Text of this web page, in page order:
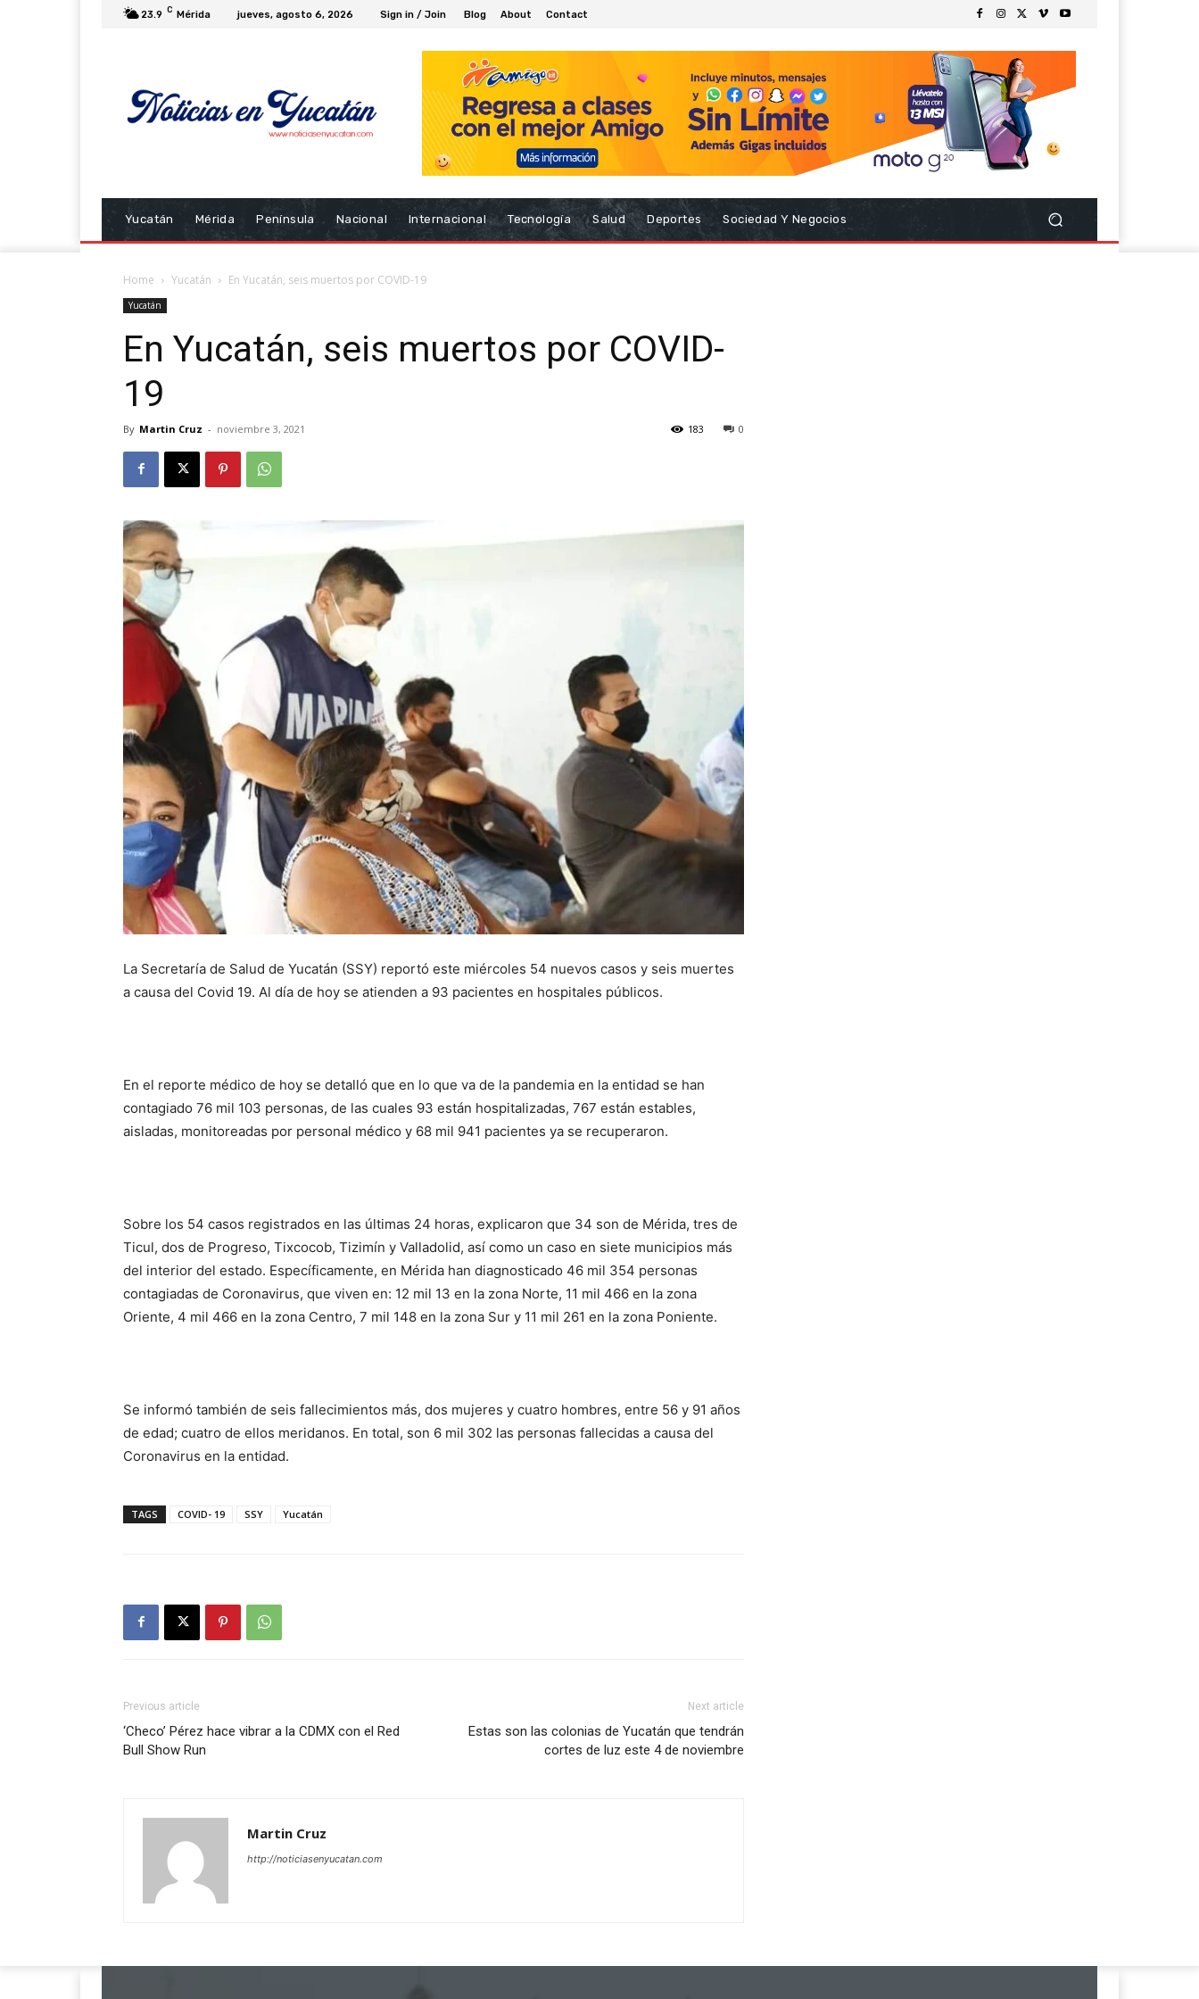
23.9 C Mérida jueves, agosto 6, 2026 Sign in / Join Blog About Contact
Yucatán Mérida Península Nacional Internacional Tecnología Salud Deportes Sociedad Y Negocios
Home Yucatán En Yucatán, seis muertos por COVID-19
Yucatán
En Yucatán, seis muertos por COVID-
19
By Martin Cruz - noviembre 3, 2021 0
183
La Secretaría de Salud de Yucatán (SSY) reportó este miércoles 54 nuevos casos y seis muertes
a causa del Covid 19. Al día de hoy se atienden a 93 pacientes en hospitales públicos.
En el reporte médico de hoy se detalló que en lo que va de la pandemia en la entidad se han
contagiado 76 mil 103 personas, de las cuales 93 están hospitalizadas, 767 están estables,
aisladas, monitoreadas por personal médico y 68 mil 941 pacientes ya se recuperaron.
Sobre los 54 casos registrados en las últimas 24 horas, explicaron que 34 son de Mérida, tres de
Ticul, dos de Progreso, Tixcocob, Tizimín y Valladolid, así como un caso en siete municipios más
del interior del estado. Específicamente, en Mérida han diagnosticado 46 mil 354 personas
contagiadas de Coronavirus, que viven en: 12 mil 13 en la zona Norte, 11 mil 466 en la zona
Oriente, 4 mil 466 en la zona Centro, 7 mil 148 en la zona Sur y 11 mil 261 en la zona Poniente.
Se informó también de seis fallecimientos más, dos mujeres y cuatro hombres, entre 56 y 91 años
de edad; cuatro de ellos meridanos. En total, son 6 mil 302 las personas fallecidas a causa del
Coronavirus en la entidad.
TAGS COVID- 19 SSY Yucatán
Previous article
‘Checo’ Pérez hace vibrar a la CDMX con el Red
Bull Show Run
Next article
Estas son las colonias de Yucatán que tendrán
cortes de luz este 4 de noviembre
Martin Cruz
http://noticiasenyucatan.com